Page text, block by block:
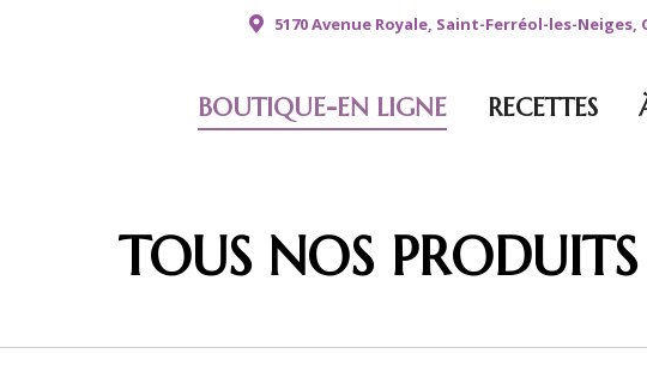
5170 Avenue Royale, Saint-Ferréol-les-Neiges,
BOUTIQUE-EN LIGNE RECETTES
TOUS NOS PRODUITS